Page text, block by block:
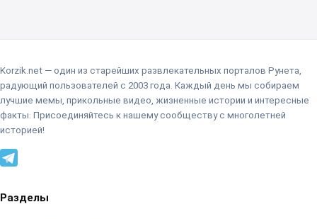
Korzik.net — один из старейших развлекательных порталов Рунета,
радующий пользователей с 2003 года. Каждый день мы собираем
лучшие мемы, прикольные видео, жизненные истории и интересные
факты. Присоединяйтесь к нашему сообществу с многолетней
историей!
Разделы